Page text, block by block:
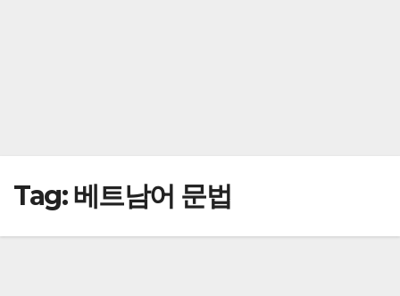
Tag:베트남어 문법